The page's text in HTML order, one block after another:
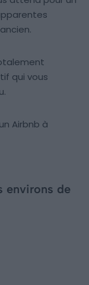
qui vous
Airbnb à
environs de